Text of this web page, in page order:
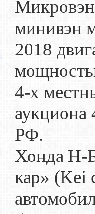
Микровэн
минивэн
2018
4-х
аукциона
РФ.
Хонда Н-
кар» (Kei